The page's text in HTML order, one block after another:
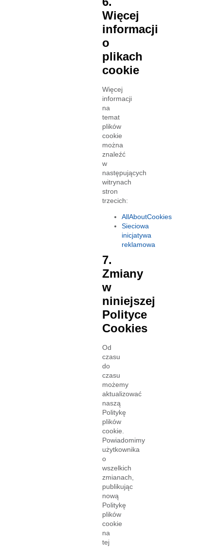
Więcej
informacji
o
plikach
cookie
Więcej
informacji
na
temat
plików
cookie
można
znaleźć
w
następujących
witrynach
stron
trzecich:
AllAboutCookies
Sieciowa
inicjatywa
reklamowa
7.
Zmiany
w
niniejszej
Polityce
Cookies
Od
czasu
do
czasu
możemy
aktualizować
naszą
Politykę
plików
cookie.
Powiadomimy
użytkownika
o
wszelkich
zmianach,
publikując
nową
Politykę
plików
cookie
na
tej